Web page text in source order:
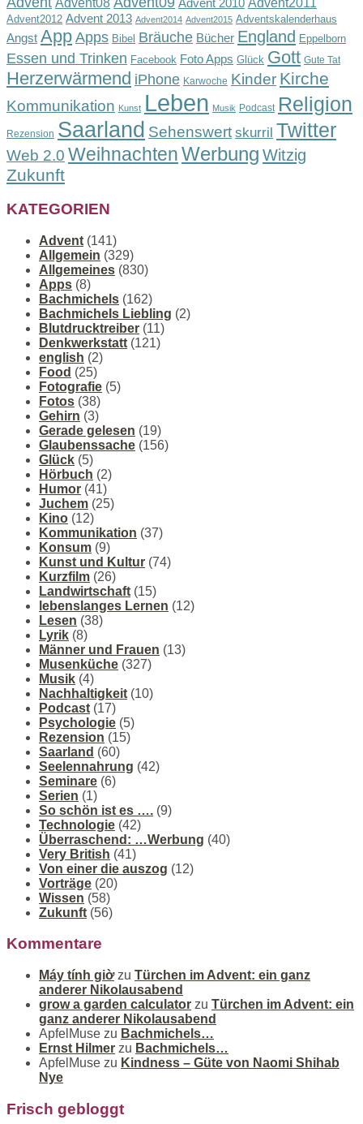
Advent 2010 Advent2011
Advent2012 Advent 2013 Advent2014 Advent2015 Adventskalenderhaus
Angst App Apps Bibel Bräuche Bücher England Eppelborn
Essen und Trinken Facebook Foto Apps Glück Gott Gute Tat
Herzerwärmend iPhone Karwoche Kinder Kirche
Kommunikation Kunst Leben Musik Podcast Religion
Rezension Saarland Sehenswert skurril Twitter
Web 2.0 WeihnachtenWerbung Witzig
Zukunft
KATEGORIEN
Advent (141)
Allgemein (329)
Allgemeines (830)
Apps (8)
Bachmichels (162)
Bachmichels Liebling (2)
Blutdrucktreiber (11)
Denkwerkstatt (121)
english (2)
Food (25)
Fotografie (5)
Fotos (38)
Gehirn (3)
Gerade gelesen (19)
Glaubenssache (156)
Glück (5)
Hörbuch (2)
Humor (41)
Juchem (25)
Kino (12)
Kommunikation (37)
Konsum (9)
Kunst und Kultur (74)
Kurzfilm (26)
Landwirtschaft (15)
lebenslanges Lernen (12)
Lesen (38)
Lyrik (8)
Männer und Frauen (13)
Musenküche (327)
Musik (4)
Nachhaltigkeit (10)
Podcast (17)
Psychologie (5)
Rezension (15)
Saarland (60)
Seelennahrung (42)
Seminare (6)
Serien (1)
So schön ist es …. (9)
Technologie (42)
Überraschend: …Werbung (40)
Very British (41)
Von einer die auszog (12)
Vorträge (20)
Wissen (58)
Zukunft (56)
Kommentare
Máy tính giờzu Türchen im Advent: ein ganz
anderer Nikolausabend
grow a garden calculator zu Türchen im Advent: ein
ganz anderer Nikolausabend
ApfelMuse zu Bachmichels…
Ernst Hilmer zu Bachmichels…
ApfelMuse zu Kindness – Güte von Naomi Shihab
Nye
Frisch gebloggt